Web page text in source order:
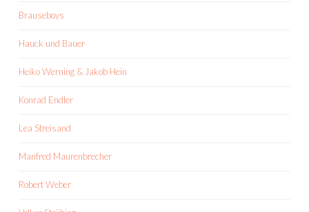
Brauseboys
Hauck und Bauer
Heiko Werning & Jakob Hein
Konrad Endler
Lea Streisand
Manfred Maurenbrecher
Robert Weber